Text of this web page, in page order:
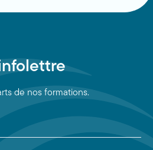
de nos formations.